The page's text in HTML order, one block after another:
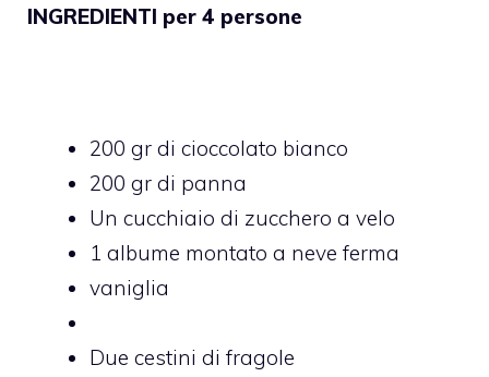
INGREDIENTI per 4 persone
200 gr di cioccolato bianco
200 gr di panna
Un cucchiaio di zucchero a velo
1 albume montato a neve ferma
vaniglia
Due cestini di fragole